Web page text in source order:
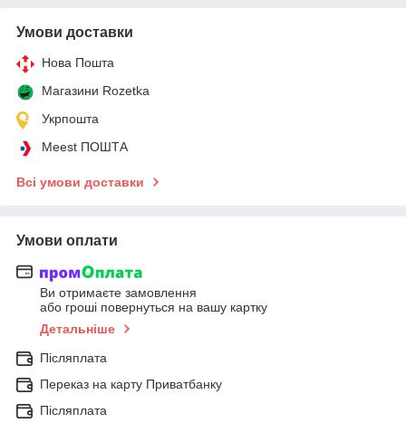
Умови доставки
Нова Пошта
Магазини Rozetka
Укрпошта
Meest ПОШТА
Всі умови доставки
Умови оплати
Ви отримаєте замовлення
або гроші повернуться на вашу картку
Детальніше
Післяплата
Переказ на карту Приватбанку
Післяплата